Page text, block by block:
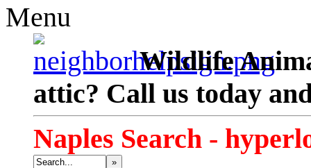
Menu
Wildlife
attic? Call us today
Naples Search -
»